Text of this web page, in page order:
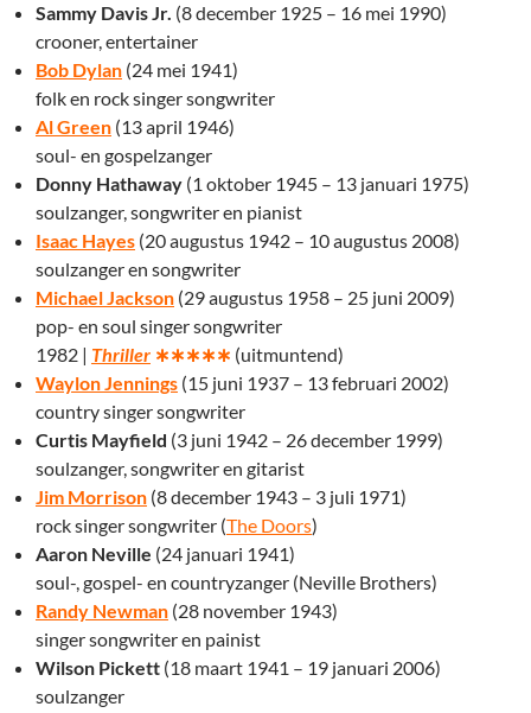
Sammy Davis Jr. (8 december 1925 – 16 mei 1990)
crooner, entertainer
Bob Dylan (24 mei 1941)
folk en rock singer songwriter
Al Green (13 april 1946)
soul- en gospelzanger
Donny Hathaway (1 oktober 1945 – 13 januari 1975)
soulzanger, songwriter en pianist
Isaac Hayes (20 augustus 1942 – 10 augustus 2008)
soulzanger en songwriter
Michael Jackson (29 augustus 1958 – 25 juni 2009)
pop- en soul singer songwriter
1982 | Thriller ∗∗∗∗∗ (uitmuntend)
Waylon Jennings (15 juni 1937 – 13 februari 2002)
country singer songwriter
Curtis Mayfield (3 juni 1942 – 26 december 1999)
soulzanger, songwriter en gitarist
Jim Morrison (8 december 1943 – 3 juli 1971)
rock singer songwriter (The Doors)
Aaron Neville (24 januari 1941)
soul-, gospel- en countryzanger (Neville Brothers)
Randy Newman (28 november 1943)
singer songwriter en painist
Wilson Pickett (18 maart 1941 – 19 januari 2006)
soulzanger